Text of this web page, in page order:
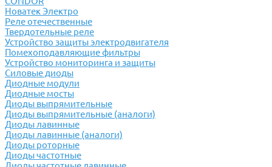
Новатек Электро
Реле отечественные
Твердотельные реле
Устройство защиты электродвигателя
Помехоподавляющие фильтры
Устройство мониторинга и защиты
Силовые диоды
Диодные модули
Диодные мосты
Диоды выпрямительные
Диоды выпрямительные (аналоги)
Диоды лавинные
Диоды лавинные (аналоги)
Диоды роторные
Диоды частотные